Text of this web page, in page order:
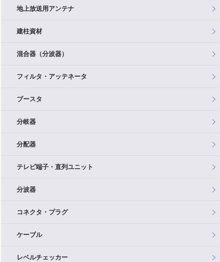
地上放送用アンテナ
建柱資材
混合器（分波器）
フィルタ・アッテネータ
ブースタ
分岐器
分配器
テレビ端子・直列ユニット
分波器
コネクタ・プラグ
ケーブル
レベルチェッカー